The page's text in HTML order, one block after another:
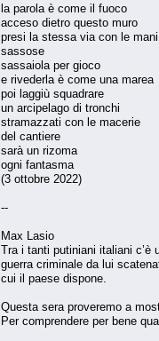
la parola è come il fuoco
acceso dietro questo muro
presi la stessa via con le mani
sassose
sassaiola per gioco
e rivederla è come una marea
poi laggiù squadrare
un arcipelago di tronchi
stramazzati con le macerie
del cantiere
sarà un rizoma
ogni fantasma
(3 ottobre 2022)
--
Max Lasio
Tra i tanti putiniani italiani c’è
guerra criminale da lui
cui il paese dispone.
Questa sera proveremo a
Per comprendere per bene